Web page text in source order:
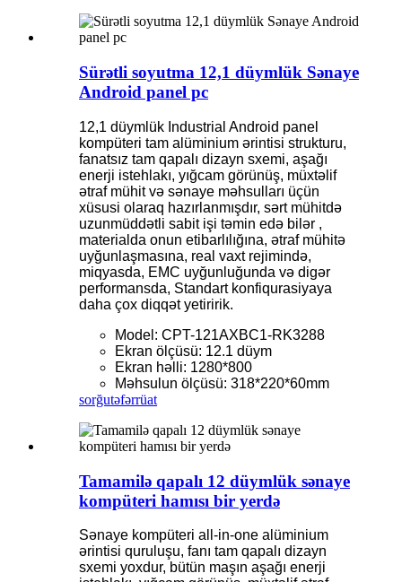
Sürətli soyutma 12,1 düymlük Sənaye
Android panel pc
12,1 düymlük Industrial Android panel
kompüteri tam alüminium ərintisi strukturu,
fanatsız tam qapalı dizayn sxemi, aşağı
enerji istehlakı, yığcam görünüş, müxtəlif
ətraf mühit və sənaye məhsulları üçün
xüsusi olaraq hazırlanmışdır, sərt mühitdə
uzunmüddətli sabit işi təmin edə bilər ,
materialda onun etibarlılığına, ətraf mühitə
uyğunlaşmasına, real vaxt rejimində,
miqyasda, EMC uyğunluğunda və digər
performansda, Standart konfiqurasiyaya
daha çox diqqət yetiririk.
Model: CPT-121AXBC1-RK3288
Ekran ölçüsü: 12.1 düym
Ekran həlli: 1280*800
Məhsulun ölçüsü: 318*220*60mm
sorğutəfərrüat
Tamamilə qapalı 12 düymlük sənaye
kompüteri hamısı bir yerdə
Sənaye kompüteri all-in-one alüminium
ərintisi quruluşu, fanı tam qapalı dizayn
sxemi yoxdur, bütün maşın aşağı enerji